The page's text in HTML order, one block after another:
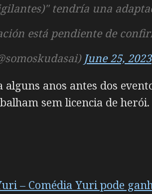
tendría una
está pendiente de
June 25, 2023
alguns anos antes dos
sem licencia de herói.
– Comédia Yuri pode